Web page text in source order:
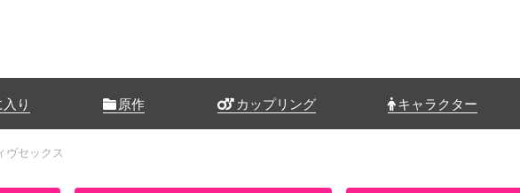
り 原作 カップリング キャラクター
ヴセックス